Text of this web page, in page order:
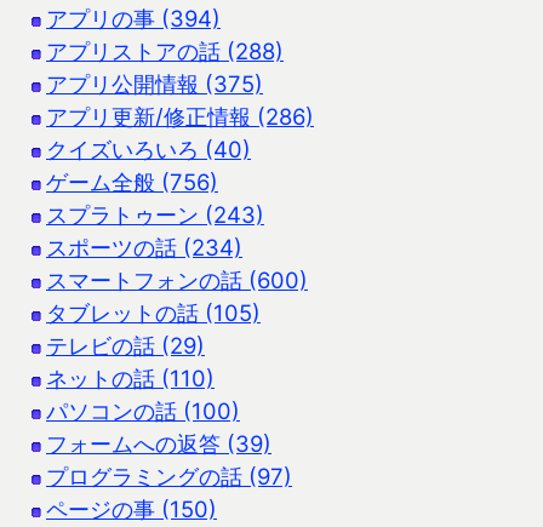
アプリの事 (394)
アプリストアの話 (288)
アプリ公開情報 (375)
アプリ更新/修正情報 (286)
クイズいろいろ (40)
ゲーム全般 (756)
スプラトゥーン (243)
スポーツの話 (234)
スマートフォンの話 (600)
タブレットの話 (105)
テレビの話 (29)
ネットの話 (110)
パソコンの話 (100)
フォームへの返答 (39)
プログラミングの話 (97)
ページの事 (150)